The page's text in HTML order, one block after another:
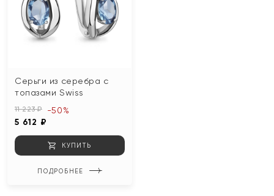
Серьги из серебра с
топазами Swiss
11 223 ₽
5 612 ₽
-50%
КУПИТЬ
ПОДРОБНЕЕ